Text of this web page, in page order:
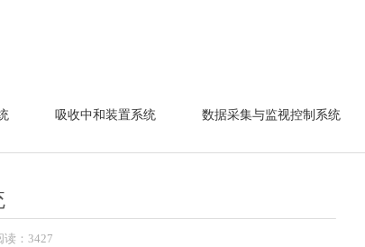
吸收中和装置系统 数据采集与监视控制系统
读：3427